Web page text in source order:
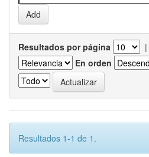
Resultados por página |
En orden
Resultados 1-1 de 1.